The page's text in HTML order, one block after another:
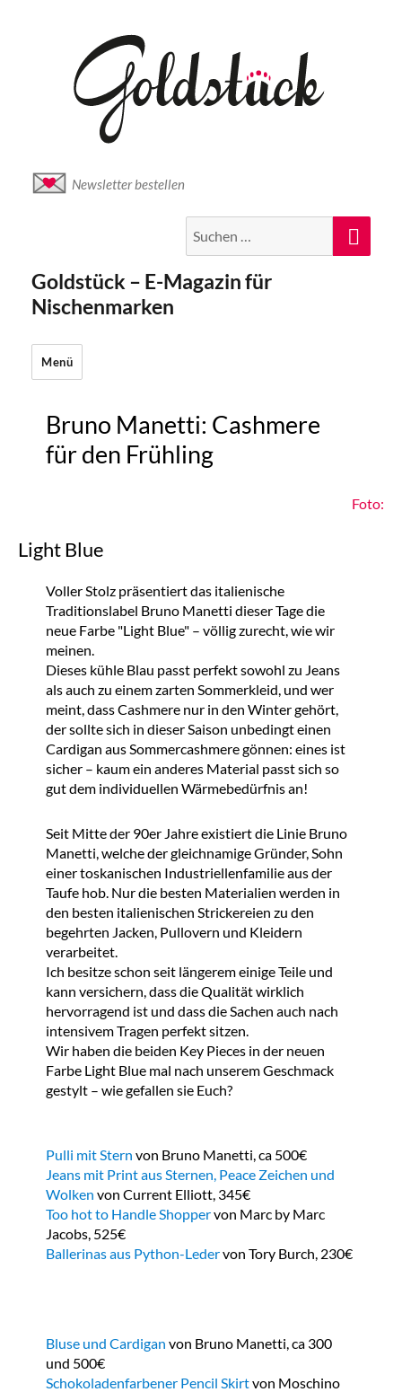
Newsletter bestellen
nach:
Goldstück – E-Magazin für
Nischenmarken
Menü
Bruno Manetti: Cashmere
für den Frühling
Foto:
Light Blue
Voller Stolz präsentiert das italienische
Traditionslabel Bruno Manetti dieser Tage die
neue Farbe "Light Blue" – völlig zurecht, wie wir
meinen.
Dieses kühle Blau passt perfekt sowohl zu Jeans
als auch zu einem zarten Sommerkleid, und wer
meint, dass Cashmere nur in den Winter gehört,
der sollte sich in dieser Saison unbedingt einen
Cardigan aus Sommercashmere gönnen: eines ist
sicher – kaum ein anderes Material passt sich so
gut dem individuellen Wärmebedürfnis an!
Seit Mitte der 90er Jahre existiert die Linie Bruno
Manetti, welche der gleichnamige Gründer, Sohn
einer toskanischen Industriellenfamilie aus der
Taufe hob. Nur die besten Materialien werden in
den besten italienischen Strickereien zu den
begehrten Jacken, Pullovern und Kleidern
verarbeitet.
Ich besitze schon seit längerem einige Teile und
kann versichern, dass die Qualität wirklich
hervorragend ist und dass die Sachen auch nach
intensivem Tragen perfekt sitzen.
Wir haben die beiden Key Pieces in der neuen
Farbe Light Blue mal nach unserem Geschmack
gestylt – wie gefallen sie Euch?
Pulli mit Sternvon Bruno Manetti, ca 500€
Jeans mit Print aus Sternen, Peace Zeichen und
Wolken von Current Elliott, 345€
Too hot to Handle Shoppervon Marc by Marc
Jacobs, 525€
Ballerinas aus Python-Ledervon Tory Burch, 230€
Bluse und Cardiganvon Bruno Manetti, ca 300
und 500€
Schokoladenfarbener Pencil Skirtvon Moschino